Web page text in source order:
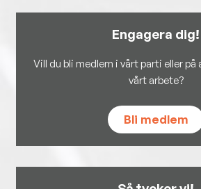
Engagera dig!
Vill du bli medlem i vårt parti eller
vårt arbete?
Bli medlem